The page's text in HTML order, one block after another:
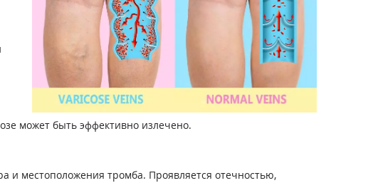
может быть эффективно излечено.
и местоположения тромба. Проявляется отечностью,